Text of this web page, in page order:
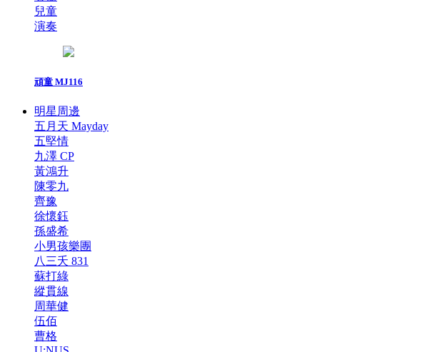
兒童
演奏
頑童 MJ116
明星周邊
五月天 Mayday
五堅情
九澤 CP
黃鴻升
陳零九
齊豫
徐懷鈺
孫盛希
小男孩樂團
八三夭 831
蘇打綠
縱貫線
周華健
伍佰
曹格